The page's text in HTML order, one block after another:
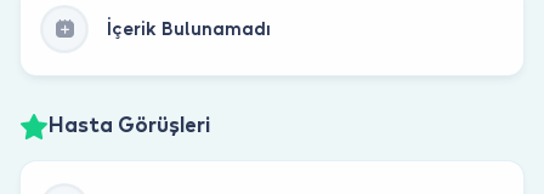
İçerik Bulunamadı
Hasta Görüşleri